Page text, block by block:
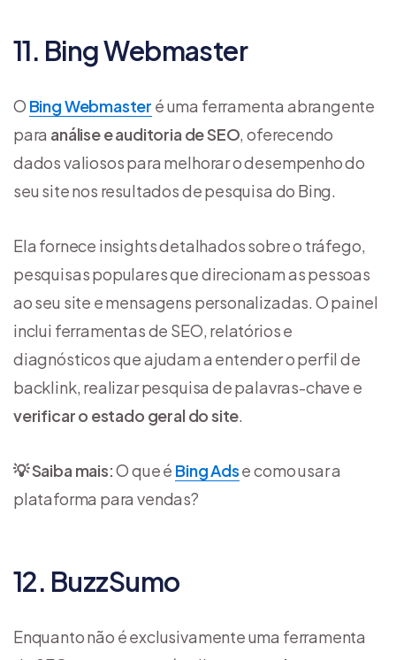
11. Bing Webmaster
O Bing Webmaster é uma ferramenta abrangente
para análise e auditoria de SEO , oferecendo
dados valiosos para melhorar o desempenho do
seu site nos resultados de pesquisa do Bing.
Ela fornece insights detalhados sobre o tráfego,
pesquisas populares que direcionam as pessoas
ao seu site e mensagens personalizadas. O painel
inclui ferramentas de SEO, relatórios e
diagnósticos que ajudam a entender o perfil de
backlink, realizar pesquisa de palavras-chave e
verificar o estado geral do site
💡 Saiba mais:O que é Bing Adse como usar a
plataforma para vendas?
12. BuzzSumo
Enquanto não é exclusivamente uma ferramenta